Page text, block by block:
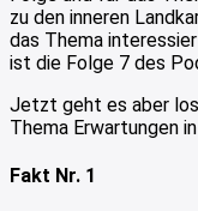
zu den inneren
das Thema
ist die Folge 7 des
Jetzt geht es aber
Thema Erwartungen
Fakt Nr. 1